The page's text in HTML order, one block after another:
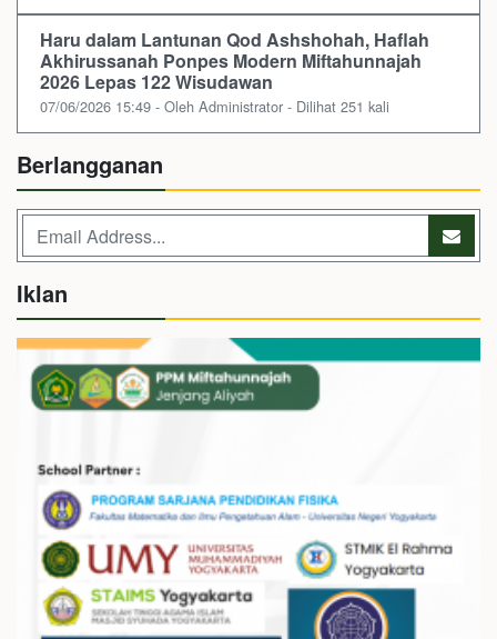
Haru dalam Lantunan Qod Ashshohah, Haflah
Akhirussanah Ponpes Modern Miftahunnajah
2026 Lepas 122 Wisudawan
07/06/2026 15:49 - Oleh Administrator - Dilihat 251 kali
Berlangganan
Iklan